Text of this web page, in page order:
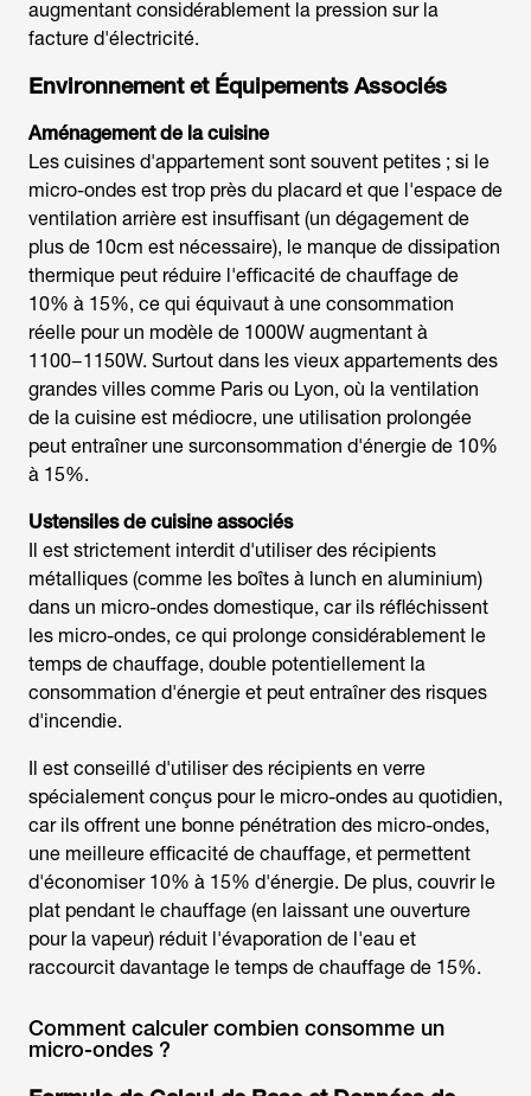
augmentant considérablement la pression sur la
facture d'électricité.
Environnement et Équipements Associés
Aménagement de la cuisine
Les cuisines d'appartement sont souvent petites ; si le
micro-ondes est trop près du placard et que l'espace de
ventilation arrière est insuffisant (un dégagement de
plus de 10cm est nécessaire), le manque de dissipation
thermique peut réduire l'efficacité de chauffage de
10% à 15%, ce qui équivaut à une consommation
réelle pour un modèle de 1000W augmentant à
1100−1150W. Surtout dans les vieux appartements des
grandes villes comme Paris ou Lyon, où la ventilation
de la cuisine est médiocre, une utilisation prolongée
peut entraîner une surconsommation d'énergie de 10%
à 15%.
Ustensiles de cuisine associés
Il est strictement interdit d'utiliser des récipients
métalliques (comme les boîtes à lunch en aluminium)
dans un micro-ondes domestique, car ils réfléchissent
les micro-ondes, ce qui prolonge considérablement le
temps de chauffage, double potentiellement la
consommation d'énergie et peut entraîner des risques
d'incendie.
Il est conseillé d'utiliser des récipients en verre
spécialement conçus pour le micro-ondes au quotidien,
car ils offrent une bonne pénétration des micro-ondes,
une meilleure efficacité de chauffage, et permettent
d'économiser 10% à 15% d'énergie. De plus, couvrir le
plat pendant le chauffage (en laissant une ouverture
pour la vapeur) réduit l'évaporation de l'eau et
raccourcit davantage le temps de chauffage de 15%.
Comment calculer combien consomme un
micro-ondes ?